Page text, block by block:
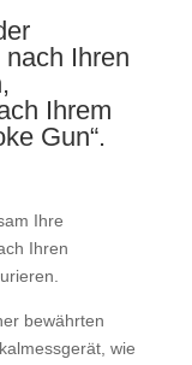
Ihren
Ihrem
Gun“.
Ihre
Ihren
bewährten
wie